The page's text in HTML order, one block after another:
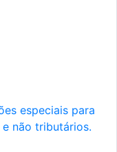
especiais para
não tributários.